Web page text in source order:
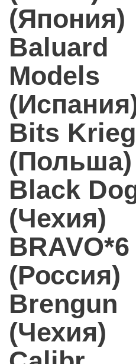
(Япония)
Baluard
Models
Bits Krieg
(Польша)
Black
(Чехия)
BRAVO*6
(Россия)
Brengun
(Чехия)